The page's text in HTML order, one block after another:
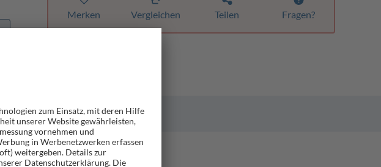
Merken Vergleichen Teilen Fragen?